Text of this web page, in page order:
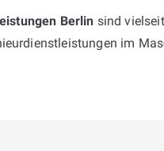
Berlin sind
im